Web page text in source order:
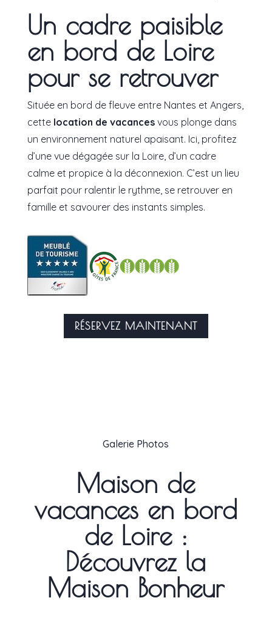
Un cadre paisible
en bord de Loire
pour se retrouver
Située en bord de fleuve entre Nantes et Angers,
cette location de vacancesvous plonge dans
un environnement naturel apaisant. Ici, profitez
d’une vue dégagée sur la Loire, d’un cadre
calme et propice à la déconnexion. C’est un lieu
parfait pour ralentir le rythme, se retrouver en
famille et savourer des instants simples.
RÉSERVEZ MAINTENANT
Galerie Photos
Maison de
vacances en bord
de Loire :
Découvrez la
Maison Bonheur